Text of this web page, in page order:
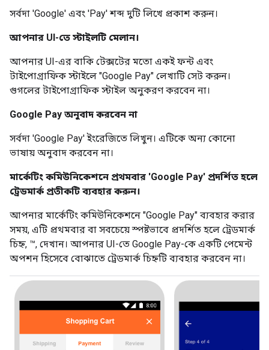
সর্বদা 'Google' এবং 'Pay' শব্দ দুটি লিখে প্রকাশ করুন।
আপনার UI-তে স্টাইলটি মেলান।
আপনার UI-এর বাকি টেক্সটের মতো একই ফন্ট এবং
টাইপোগ্রাফিক স্টাইলে "Google Pay" লেখাটি সেট করুন।
গুগলের টাইপোগ্রাফিক স্টাইল অনুকরণ করবেন না।
Google Pay অনুবাদ করবেন না
সর্বদা 'Google Pay' ইংরেজিতে লিখুন। এটিকে অন্য কোনো
ভাষায় অনুবাদ করবেন না।
মার্কেটিং কমিউনিকেশনে প্রথমবার 'Google Pay' প্রদর্শিত হলে
ট্রেডমার্ক প্রতীকটি ব্যবহার করুন।
আপনার মার্কেটিং কমিউনিকেশনে "Google Pay" ব্যবহার করার
সময়, এটি প্রথমবার বা সবচেয়ে স্পষ্টভাবে প্রদর্শিত হলে ট্রেডমার্ক
চিহ্ন, ™, দেখান। আপনার UI-তে Google Pay-কে একটি পেমেন্ট
অপশন হিসেবে বোঝাতে ট্রেডমার্ক চিহ্নটি ব্যবহার করবেন না।